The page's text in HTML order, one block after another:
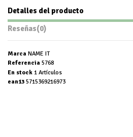
Detalles del producto
Reseñas(0)
Marca NAME IT
Referencia 5768
En stock 1 Artículos
ean13 5715369216973